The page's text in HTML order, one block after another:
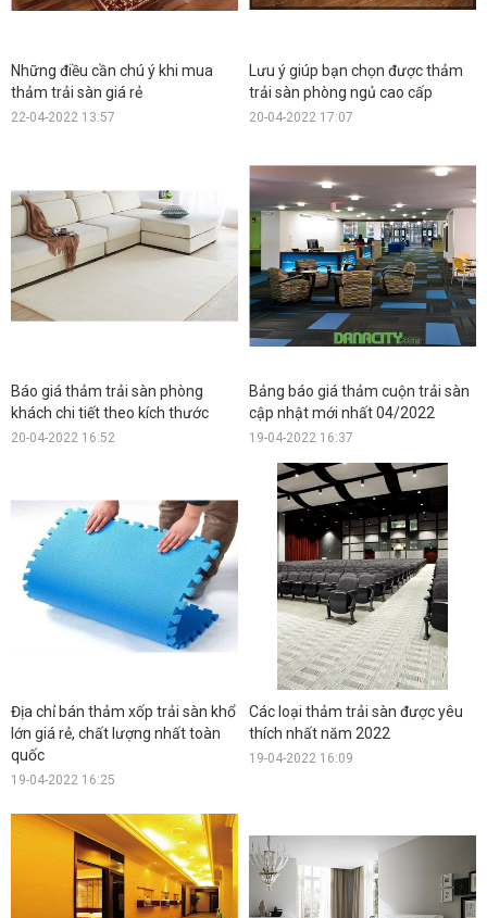
Những điều cần chú ý khi mua
thảm trải sàn giá rẻ
22-04-2022 13:57
Lưu ý giúp bạn chọn được thảm
trải sàn phòng ngủ cao cấp
20-04-2022 17:07
Báo giá thảm trải sàn phòng
khách chi tiết theo kích thước
20-04-2022 16:52
Bảng báo giá thảm cuộn trải sàn
cập nhật mới nhất 04/2022
19-04-2022 16:37
Địa chỉ bán thảm xốp trải sàn khổ
lớn giá rẻ, chất lượng nhất toàn
quốc
19-04-2022 16:25
Các loại thảm trải sàn được yêu
thích nhất năm 2022
19-04-2022 16:09